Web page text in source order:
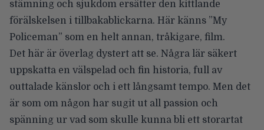
stämning och sjukdom ersätter den kittlande
förälskelsen i tillbakablickarna. Här känns ”My
Policeman” som en helt annan, tråkigare, film.
Det här är överlag dystert att se. Några lär säkert
uppskatta en välspelad och fin historia, full av
outtalade känslor och i ett långsamt tempo. Men det
är som om någon har sugit ut all passion och
spänning ur vad som skulle kunna bli ett storartat